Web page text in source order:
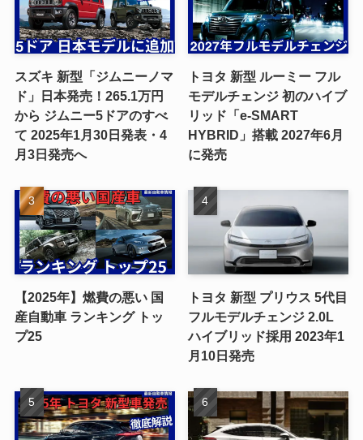
スズキ 新型「ジムニーノマ
ド」日本発売！265.1万円
から ジムニー5ドアのすべ
て 2025年1月30日発表・4
月3日発売へ
トヨタ 新型 ルーミー フル
モデルチェンジ 初のハイブ
リッド「e-SMART
HYBRID」搭載 2027年6月
に発売
【2025年】燃費の悪い 国
産自動車 ランキング トッ
プ25
トヨタ 新型 プリウス 5代目
フルモデルチェンジ 2.0L
ハイブリッド採用 2023年1
月10日発売